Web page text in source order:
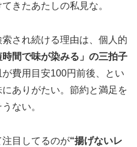
きたあたしの私見な。
され続ける理由は、個人的
時間で味が染みる」の三拍子
費用目安100円前後、とい
ありがたい。節約と満足を
ない。
目してるのが“揚げないレ